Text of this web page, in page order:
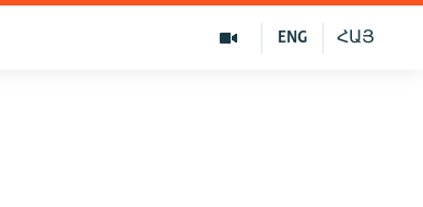
ՀԱՅ
ENG